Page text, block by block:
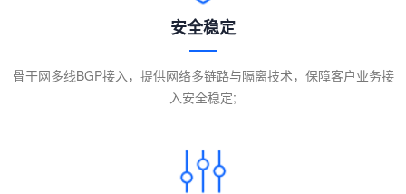
安全稳定
骨干网多线BGP接入，提供网络多链路与隔离技术，保障客户业务接
入安全稳定;